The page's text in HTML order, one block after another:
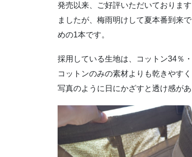
発売以来、ご好評いただいておりま
ましたが、梅雨明けして夏本番到来
めの1本です。
採用している生地は、コットン34％
コットンのみの素材よりも乾きやす
写真のように日にかざすと透け感が